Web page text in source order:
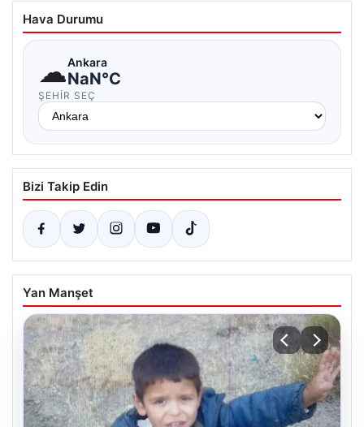
Hava Durumu
☁Ankara
NaN°C
ŞEHIR SEÇ
Bizi Takip Edin
Yan Manşet